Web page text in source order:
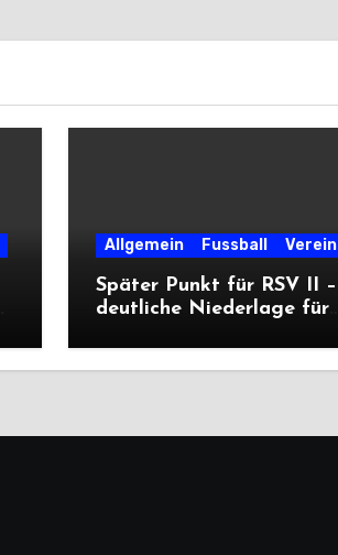
Allgemein Fussball Verein
Später Punkt für RSV II –
deutliche Niederlage für